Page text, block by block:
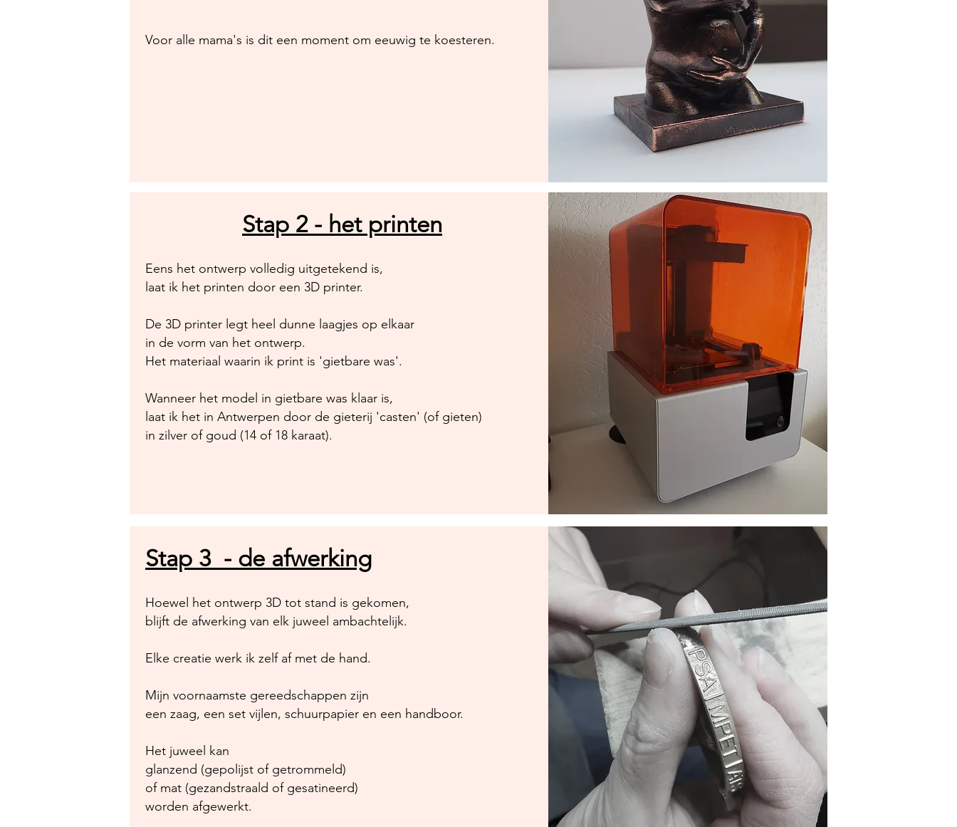
Voor alle mama's is dit een moment om eeuwig te koesteren.
Stap 2 - het printen
Eens het ontwerp volledig uitgetekend is,
laat ik het printen door een 3D printer.
De 3D printer legt heel dunne laagjes op elkaar
in de vorm van het ontwerp.
Het materiaal waarin ik print is 'gietbare was'.
Wanneer het model in gietbare was klaar is,
laat ik het in Antwerpen door de gieterij 'casten' (of gieten)
in zilver of goud (14 of 18 karaat).
Stap 3 - de afwerking
Hoewel het ontwerp 3D tot stand is gekomen,
blijft de afwerking van elk juweel ambachtelijk.
Elke creatie werk ik zelf af met de hand.
Mijn voornaamste gereedschappen zijn
een zaag, een set vijlen, schuurpapier en een handboor.
Het juweel kan
glanzend (gepolijst of getrommeld)
of mat (gezandstraald of gesatineerd)
worden afgewerkt.